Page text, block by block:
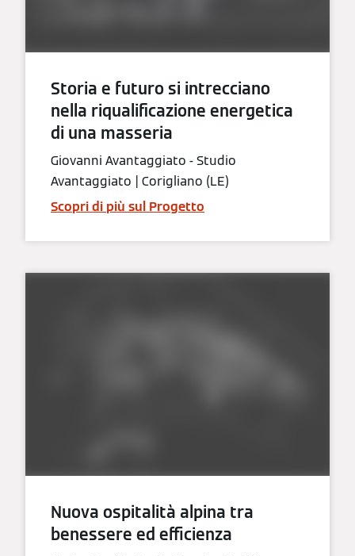
Storia e futuro si intrecciano
nella riqualificazione energetica
di una masseria
Giovanni Avantaggiato - Studio
Avantaggiato | Corigliano (LE)
Scopri di più sul Progetto
Nuova ospitalità alpina tra
benessere ed efficienza